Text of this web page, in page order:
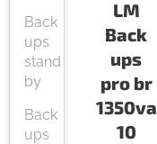
Back
ups
stand
by
Back
ups
LM
Back
ups
pro br
1350va
10